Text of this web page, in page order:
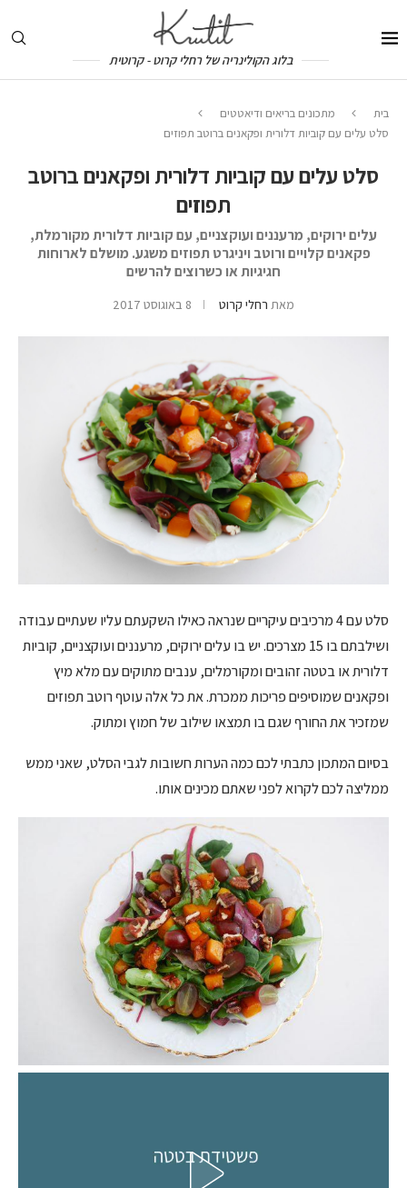
בלוג הקולינריה של רחלי קרוט - קרוטית
בית
מתכונים בריאים ודיאטטים
סלט עלים עם קוביות דלורית ופקאנים ברוטב תפוזים
סלט עלים עם קוביות דלורית ופקאנים ברוטב
תפוזים
עלים ירוקים, מרעננים ועוקצניים, עם קוביות דלורית מקורמלת,
פקאנים קלויים ורוטב ויניגרט תפוזים משגע. מושלם לארוחות
חגיגיות או כשרוצים להרשים
מאת רחלי קרוט 8 באוגוסט 2017
סלט עם 4 מרכיבים עיקריים שנראה כאילו השקעתם עליו שעתיים עבודה
ושילבתם בו 15 מצרכים. יש בו עלים ירוקים, מרעננים ועוקצניים, קוביות
דלורית או בטטה זהובים ומקורמלים, ענבים מתוקים עם מלא מיץ
ופקאנים שמוסיפים פריכות ממכרת. את כל אלה עוטף רוטב תפוזים
שמזכיר את החורף שגם בו תמצאו שילוב של חמוץ ומתוק.
בסיום המתכון כתבתי לכם כמה הערות חשובות לגבי הסלט, שאני ממש
ממליצה לכם לקרוא לפני שאתם מכינים אותו.